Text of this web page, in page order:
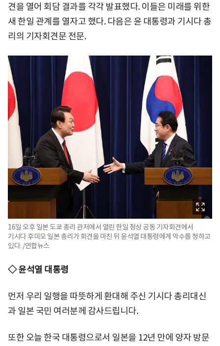
견을 열어 회담 결과를 각각 발표했다. 이들은 미래를 위한
새 한일 관계를 열자고 했다. 다음은 윤 대통령과 기시다 총
리의 기자회견문 전문.
16일 오후 일본 도쿄 총리 관저에서 열린 한일 정상 공동 기자회견에서
기시다 후미오 일본 총리가 회견을 마친 뒤 윤석열 대통령에게 악수를 청하고
있다. /연합뉴스
◇ 윤석열 대통령
먼저 우리 일행을 따뜻하게 환대해 주신 기시다 총리대신
과 일본 국민 여러분께 감사드립니다.
또한 오늘 한국 대통령으로서 일본을 12년 만에 양자 방문